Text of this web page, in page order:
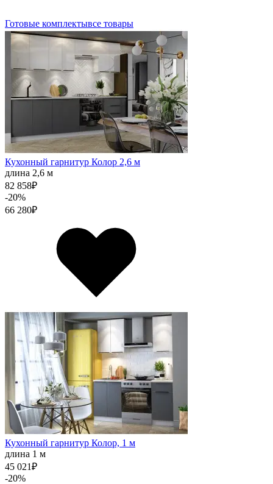
Готовые комплектывсе товары
Кухонный гарнитур Колор 2,6 м
длина 2,6 м
82 858₽
-20%
66 280₽
Кухонный гарнитур Колор, 1 м
длина 1 м
45 021₽
-20%